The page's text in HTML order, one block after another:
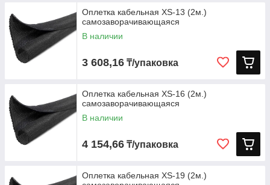
Оплетка кабельная XS-13 (2м.)
самозаворачивающаяся
В наличии
3 608,16 ₸/упаковка
Оплетка кабельная XS-16 (2м.)
самозаворачивающаяся
В наличии
4 154,66 ₸/упаковка
Оплетка кабельная XS-19 (2м.)